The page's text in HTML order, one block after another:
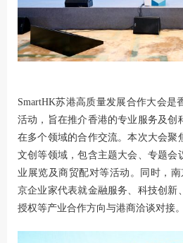
SmartHK苏港高质量发展合作大会是
活动，旨在推介香港的专业服务及创
在多个领域的合作交流。本次大会聚
文创等领域，包含主题大会、专题会
业展览及商贸配对等活动。同时，
京企业家代表就金融服务、科技创新
授权等产业合作方向与港商洽谈对接。